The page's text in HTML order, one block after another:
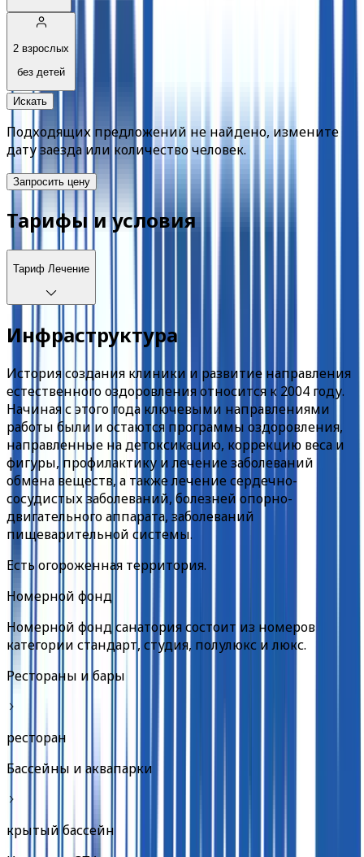
2 взрослых
без детей
Искать
Подходящих предложений не найдено, измените
дату заезда или количество человек.
Запросить цену
Тарифы и условия
Тариф Лечение
Инфраструктура
История создания клиники и развитие направления
естественного оздоровления относится к 2004 году.
Начиная с этого года ключевыми направлениями
работы были и остаются программы оздоровления,
направленные на детоксикацию, коррекцию веса и
фигуры, профилактику и лечение заболеваний
обмена веществ, а также лечение сердечно-
сосудистых заболеваний, болезней опорно-
двигательного аппарата, заболеваний
пищеварительной системы.
Есть огороженная территория.
Номерной фонд
Номерной фонд санатория состоит из номеров
категории стандарт, студия, полулюкс и люкс.
Рестораны и бары
ресторан
Бассейны и аквапарки
крытый бассейн